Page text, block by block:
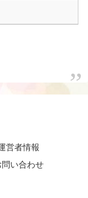
営者情報
問い合わせ